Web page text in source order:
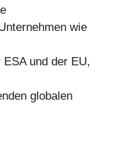
wie
und der EU,
globalen